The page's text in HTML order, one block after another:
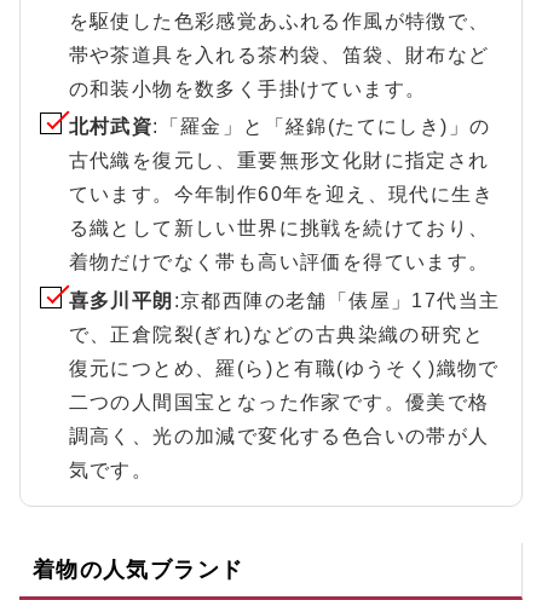
を駆使した色彩感覚あふれる作風が特徴で、
帯や茶道具を入れる茶杓袋、笛袋、財布など
の和装小物を数多く手掛けています。
北村武資:「羅金」と「経錦(たてにしき)」の
古代織を復元し、重要無形文化財に指定され
ています。今年制作60年を迎え、現代に生き
る織として新しい世界に挑戦を続けており、
着物だけでなく帯も高い評価を得ています。
喜多川平朗 :京都西陣の老舗「俵屋」17代当主
で、正倉院裂(ぎれ)などの古典染織の研究と
復元につとめ、羅(ら)と有職(ゆうそく)織物で
二つの人間国宝となった作家です。優美で格
調高く、光の加減で変化する色合いの帯が人
気です。
着物の人気ブランド